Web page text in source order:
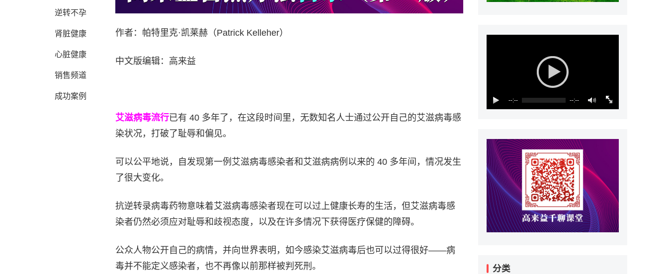
逆转不孕
肾脏健康
心脏健康
销售频道
成功案例
作者：帕特里克·凯莱赫（Patrick Kelleher）
中文版编辑：高来益
艾滋病毒流行已有 40 多年了，在这段时间里，无数知名人士通过公开自己的艾滋病毒感
染状况，打破了耻辱和偏见。
可以公平地说，自发现第一例艾滋病毒感染者和艾滋病病例以来的 40 多年间，情况发生
了很大变化。
抗逆转录病毒药物意味着艾滋病毒感染者现在可以过上健康长寿的生活，但艾滋病毒感
染者仍然必须应对耻辱和歧视态度，以及在许多情况下获得医疗保健的障碍。
公众人物公开自己的病情，并向世界表明，如今感染艾滋病毒后也可以过得很好——病
毒并不能定义感染者，也不再像以前那样被判死刑。
--:-- --:--
分类